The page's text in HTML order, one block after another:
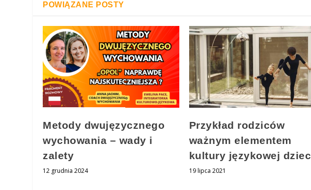
POWIĄZANE POSTY
Metody dwujęzycznego
wychowania – wady i
zalety
12 grudnia 2024
Przykład rodziców
ważnym elementem
kultury językowej
19 lipca 2021